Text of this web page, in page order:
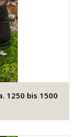
1250 bis 1500